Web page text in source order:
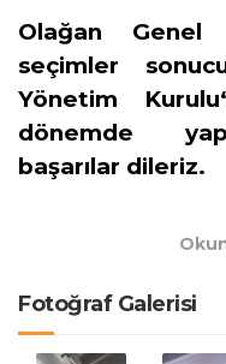
Olağan Genel
seçimler
Yönetim
dönemde
başarılar dileriz.
Fotoğraf Galerisi